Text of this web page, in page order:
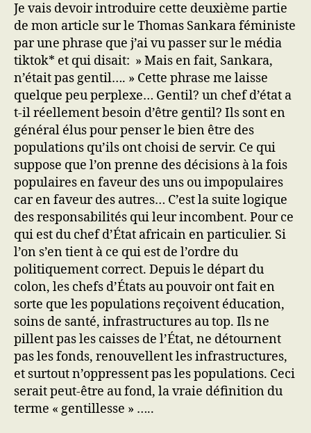
Je vais devoir introduire cette deuxième partie
de mon article sur le Thomas Sankara féministe
par une phrase que j’ai vu passer sur le média
tiktok* et qui disait: » Mais en fait, Sankara,
n’était pas gentil…. » Cette phrase me laisse
quelque peu perplexe… Gentil? un chef d’état a
t-il réellement besoin d’être gentil? Ils sont en
général élus pour penser le bien être des
populations qu’ils ont choisi de servir. Ce qui
suppose que l’on prenne des décisions à la fois
populaires en faveur des uns ou impopulaires
car en faveur des autres… C’est la suite logique
des responsabilités qui leur incombent. Pour ce
qui est du chef d’État africain en particulier. Si
l’on s’en tient à ce qui est de l’ordre du
politiquement correct. Depuis le départ du
colon, les chefs d’États au pouvoir ont fait en
sorte que les populations reçoivent éducation,
soins de santé, infrastructures au top. Ils ne
pillent pas les caisses de l’État, ne détournent
pas les fonds, renouvellent les infrastructures,
et surtout n’oppressent pas les populations. Ceci
serait peut-être au fond, la vraie définition du
terme « gentillesse » …..